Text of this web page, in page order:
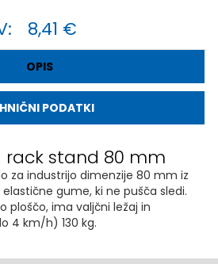
8,41 €
OPIS
PODATKI
rack stand 80 mm
za industrijo dimenzije 80 mm iz
gume, ki ne pušča sledi.
ploščo, ima valjčni ležaj in
4 km/h) 130 kg.